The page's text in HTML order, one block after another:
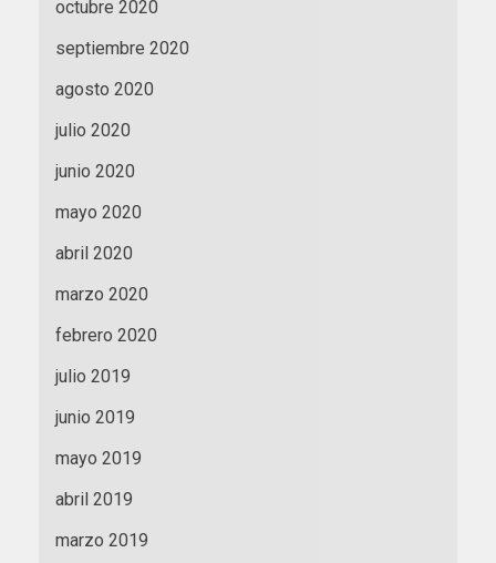
octubre 2020
septiembre 2020
agosto 2020
julio 2020
junio 2020
mayo 2020
abril 2020
marzo 2020
febrero 2020
julio 2019
junio 2019
mayo 2019
abril 2019
marzo 2019